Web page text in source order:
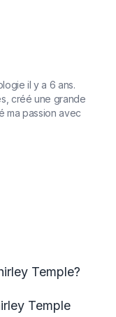
il y a 6 ans.
créé une grande
ma passion avec
Temple?
Temple